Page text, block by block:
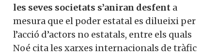
les seves societats s’aniran desfent a
mesura que el poder estatal es dilueixi per
l’acció d’actors no estatals, entre els quals
Noé cita les xarxes internacionals de tràfic